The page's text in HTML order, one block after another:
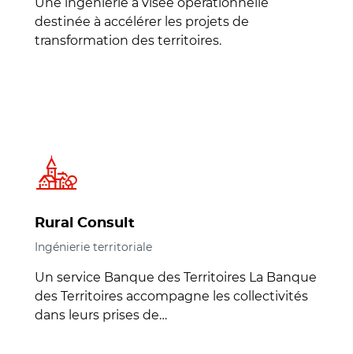
Une ingénierie à visée opérationnelle
destinée à accélérer les projets de
transformation des territoires.
Rural Consult
Ingénierie territoriale
Un service Banque des Territoires La Banque
des Territoires accompagne les collectivités
dans leurs prises de…